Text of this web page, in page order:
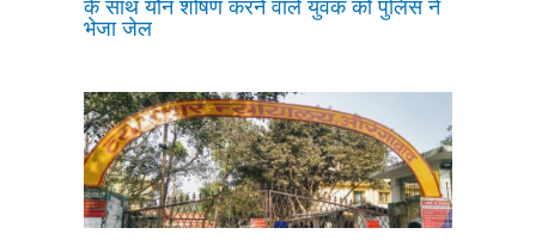
के साथ यौन शोषण करने वाले युवक को पुलिस ने
भेजा जेल